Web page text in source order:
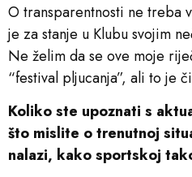
O transparentnosti ne treba
je za stanje u Klubu svojim
Ne želim da se ove moje
“festival pljucanja”, ali to je
Koliko ste upoznati s
što mislite o trenutnoj
nalazi, kako sportskoj